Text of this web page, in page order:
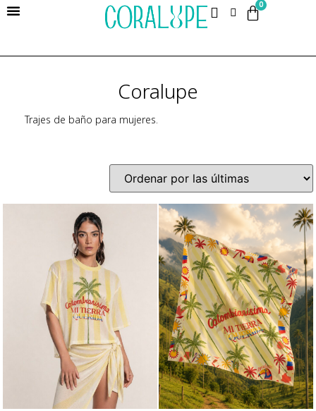
0
Coralupe
Trajes de baño para mujeres.